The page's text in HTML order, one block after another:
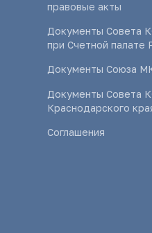
правовые акты
Документы Совета
при Счетной палате
Документы Союза
Документы Совета
Краснодарского
Соглашения